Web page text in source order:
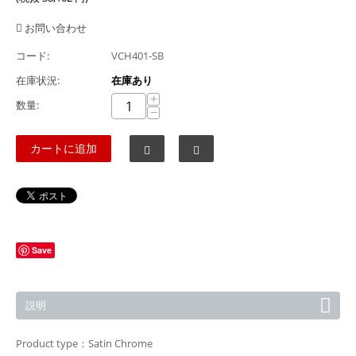
お問い合わせ
コード:
VCH401-SB
在庫状況:
在庫あり
数量:
+
−
カートに追加
Save
説明
Product type：Satin Chrome